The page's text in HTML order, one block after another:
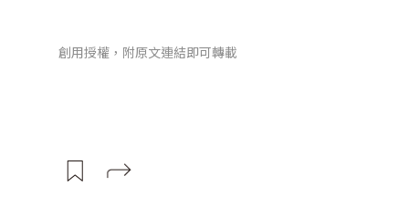
創用授權，附原文連結即可轉載